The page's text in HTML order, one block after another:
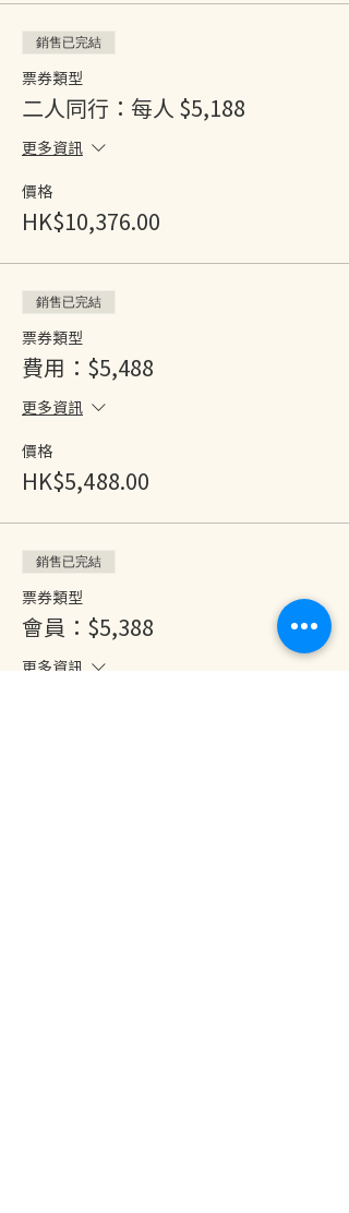
銷售已完結
票券類型
二人同行：每人 $5,188
更多資訊
價格
HK$10,376.00
銷售已完結
票券類型
費用：$5,488
更多資訊
價格
HK$5,488.00
銷售已完結
票券類型
會員：$5,388
更多資訊